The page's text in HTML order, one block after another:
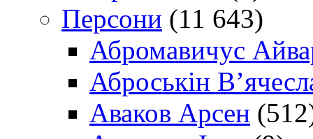
Персони (11 643)
Абромавичус
Аброськін
Аваков Арсен